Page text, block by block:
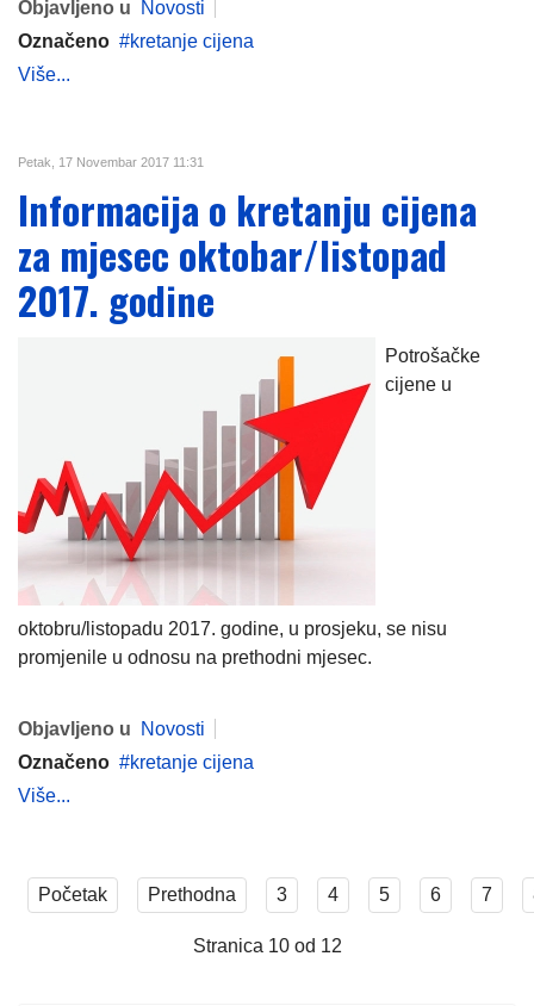
Objavljeno u
Novosti
Označeno
kretanje cijena
Više...
Petak, 17 Novembar 2017 11:31
Informacija o kretanju cijena
za mjesec oktobar/listopad
2017. godine
Potrošačke
cijene u
oktobru/listopadu 2017. godine, u prosjeku, se nisu
promjenile u odnosu na prethodni mjesec.
Objavljeno u
Novosti
Označeno
kretanje cijena
Više...
Početak Prethodna 3 4 5 6 7
Stranica 10 od 12